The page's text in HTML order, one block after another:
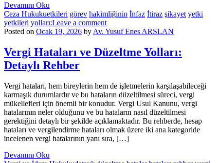
Devamını Oku
Ceza Hukukuetkileri görev hakimliğinin İnfaz İtiraz şikayet yetki
yetkileri yolları:Leave a comment
Posted on Ocak 19, 2026 by Av. Yusuf Enes ARSLAN
Vergi Hataları ve Düzeltme Yolları:
Detaylı Rehber
Vergi hataları, hem bireylerin hem de işletmelerin karşılaşabileceği
karmaşık durumlardır ve bu hataların düzeltilmesi süreci, vergi
mükellefleri için önemli bir konudur. Vergi Usul Kanunu, vergi
hatalarının neler olduğunu ve bu hataların nasıl düzeltilmesi
gerektiğini detaylı bir şekilde açıklamaktadır. Bu rehberde, hesap
hataları ve vergilendirme hataları olmak üzere iki ana kategoride
incelenen vergi hatalarının yanı sıra, […]
Devamını Oku